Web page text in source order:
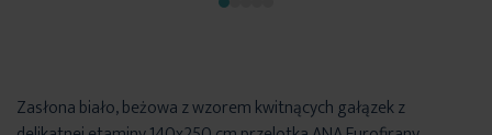
Zasłona biało, beżowa z wzorem kwitnących gałązek z